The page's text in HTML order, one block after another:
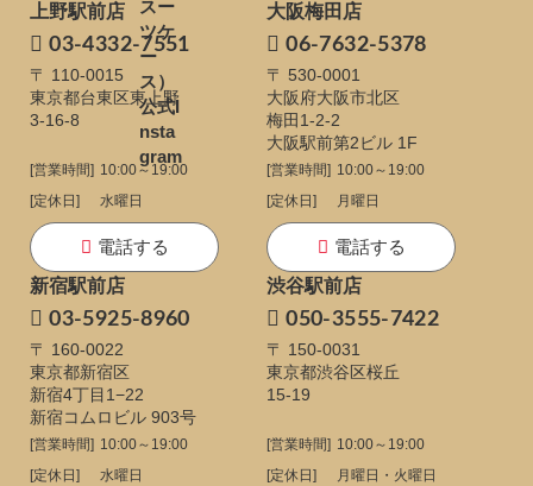
上野駅前店
03-4332-7551
〒 110-0015
東京都台東区東上野
3-16-8
[営業時間] 10:00～19:00
[定休日]
水曜日
電話する
大阪梅田店
06-7632-5378
〒 530-0001
大阪府大阪市北区
梅田1-2-2
大阪駅前第2ビル 1F
[営業時間] 10:00～19:00
[定休日]
月曜日
電話する
新宿駅前店
03-5925-8960
〒 160-0022
東京都新宿区
新宿4丁目1−22
新宿コムロビル 903号
[営業時間] 10:00～19:00
[定休日]
水曜日
渋谷駅前店
050-3555-7422
〒 150-0031
東京都渋谷区桜丘
15-19
[営業時間] 10:00～19:00
[定休日]
月曜日・火曜日